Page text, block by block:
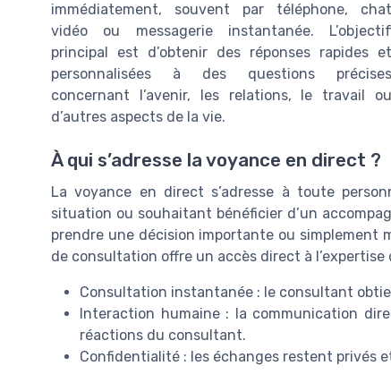
immédiatement, souvent par téléphone, chat
vidéo ou messagerie instantanée. L’objectif
principal est d’obtenir des réponses rapides et
personnalisées à des questions précises
concernant l’avenir, les relations, le travail ou
d’autres aspects de la vie.
À qui s’adresse la voyance en direct ?
La voyance en direct s’adresse à toute
situation ou souhaitant bénéficier d’un
prendre une décision importante ou
de consultation offre un accès direct à l’expertise
Consultation instantanée : le consultant
Interaction humaine : la communication
réactions du consultant.
Confidentialité : les échanges restent privés